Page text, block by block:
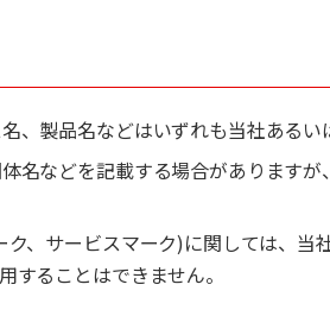
、製品名などはいずれも当社あるい
名などを記載する場合があります
、サービスマーク)に関しては、
することはできません。